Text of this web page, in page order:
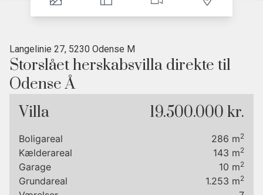
Langelinie 27, 5230 Odense M
Storslået herskabsvilla direkte til
Odense Å
• Smuk kuperet grund med flere terrasser
hjemmekontor
• Aafarten kan lægge til direkte ved ejendommen
Velkommen til denne storslåede villa, der emmer af
Villa 19.500.000 kr.
Boligareal 286 m2
Kælderareal 143 m2
Garage 10 m2
Grundareal 1.253 m2